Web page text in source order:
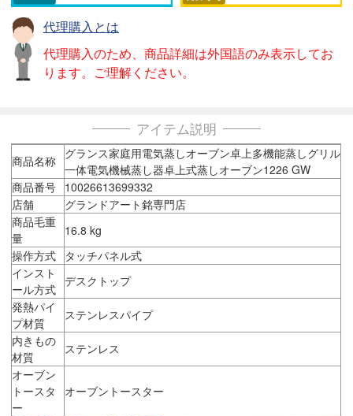
代理購入とは
代理購入のため、商品詳細は外国語のみ表示してお
ります。ご理解ください。
アイテム説明
商品名称 グランス家庭用電気蒸しオーブン卓上多機能蒸しグリル
一体電気機械蒸し器卓上式蒸しオーブン1226 GW
商品番号 10026613699332
店舗
グランドアート銘専門店
商品毛重
量
16.8 kg
操作方式
タッチパネル式
インスト
ール方式
デスクトップ
発熱パイ
プ材質
ステンレスパイプ
内きもの
材質
ステンレス
オーブン
トースタ
ー
オーブントースター